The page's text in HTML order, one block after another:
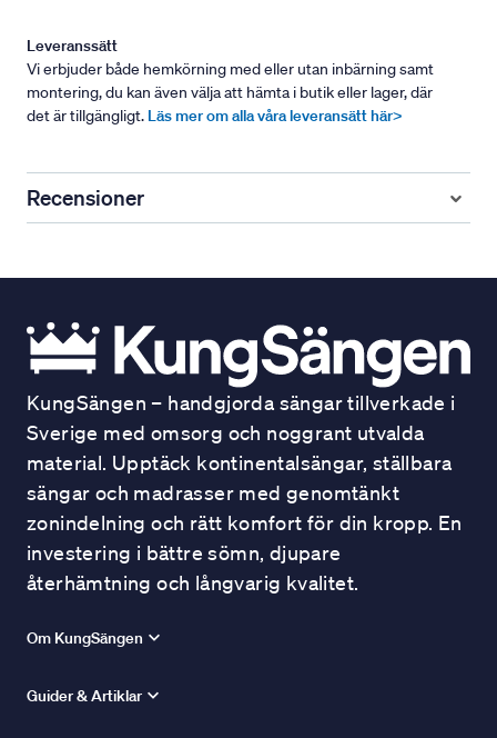
Leveranssätt
Vi erbjuder både hemkörning med eller utan inbärning samt
montering, du kan även välja att hämta i butik eller lager, där
det är tillgängligt. Läs mer om alla våra leveransätt här>
Recensioner
KungSängen – handgjorda sängar tillverkade i
Sverige med omsorg och noggrant utvalda
material. Upptäck kontinentalsängar, ställbara
sängar och madrasser med genomtänkt
zonindelning och rätt komfort för din kropp. En
investering i bättre sömn, djupare
återhämtning och långvarig kvalitet.
Om KungSängen
Guider & Artiklar